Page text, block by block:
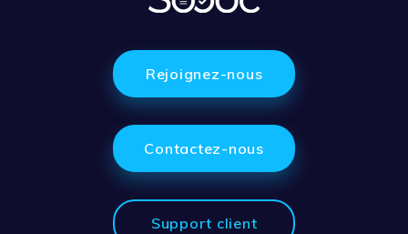
Rejoignez-nous
Contactez-nous
Support client